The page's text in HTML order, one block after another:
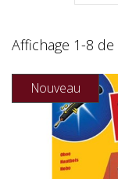
Affichage 1-8
Nouveau